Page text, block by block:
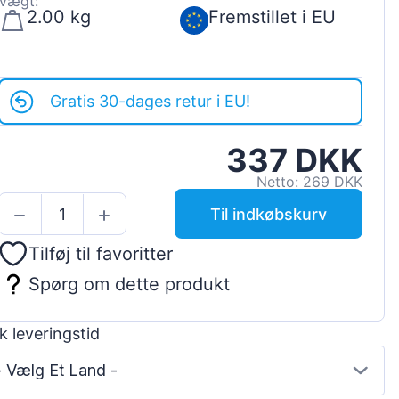
2.00 kg Fremstillet i EU
Gratis 30-dages retur i EU!
337 DKK
Netto: 269 DKK
Til indkøbskurv
Tilføj til favoritter
Spørg om dette produkt
leveringstid
Vælg Et Land -